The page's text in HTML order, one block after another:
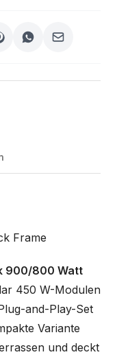
Frame
900/800 Watt
450 W-Modulen
and-Play-Set
Variante
und deckt